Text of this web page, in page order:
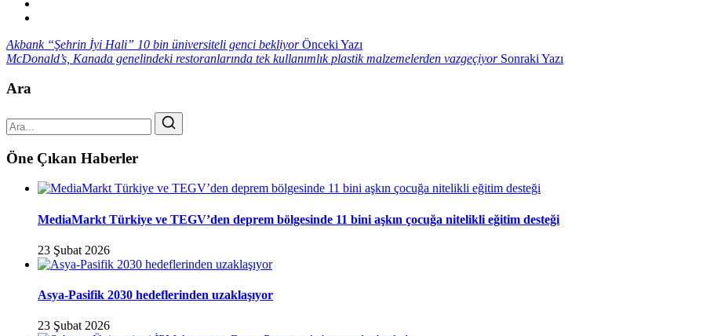
Akbank “Şehrin İyi Hali” 10 bin üniversiteli genci bekliyorÖnceki Yazı
McDonald’s, Kanada genelindeki restoranlarında tek kullanımlık plastik malzemelerden vazgeçiyorSonraki Yazı
Ara
Öne Çıkan Haberler
MediaMarkt Türkiye ve TEGV’den deprem bölgesinde 11 bini aşkın çocuğa nitelikli eğitim desteği
23 Şubat 2026
Asya-Pasifik 2030 hedeflerinden uzaklaşıyor
23 Şubat 2026